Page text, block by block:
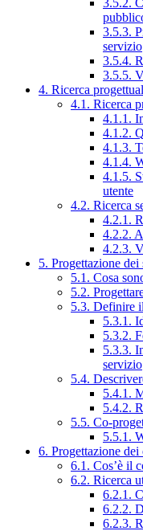
3.5.2.
3.5.3.
servizio
3.5.4.
3.5.5.
4. Ricerca
4.1. Ricerca
4.1.1.
4.1.2.
4.1.3.
4.1.4.
4.1.5.
utente
4.2. Ricerca
4.2.1.
4.2.2.
4.2.3.
5. Progettazione dei
5.1. Cosa
5.2.
5.3. Definire
5.3.1.
5.3.2.
5.3.3.
servizio
5.4.
5.4.1.
5.4.2.
5.5. Co-
5.5.1.
6. Progettazione dei
6.1. Cos’è il
6.2. Ricerca
6.2.1.
6.2.2.
6.2.3.